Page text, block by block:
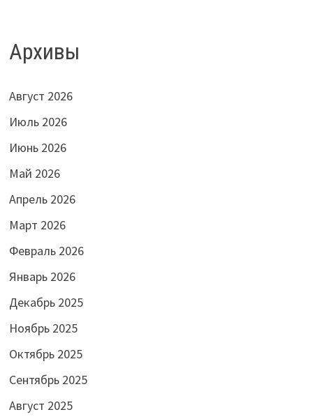
Архивы
Август 2026
Июль 2026
Июнь 2026
Май 2026
Апрель 2026
Март 2026
Февраль 2026
Январь 2026
Декабрь 2025
Ноябрь 2025
Октябрь 2025
Сентябрь 2025
Август 2025